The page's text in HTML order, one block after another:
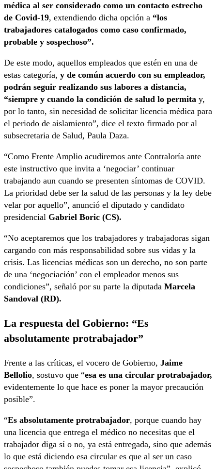
médica al ser considerado como un contacto estrecho
de Covid-19, extendiendo dicha opción a “los
trabajadores catalogados como caso confirmado,
probable y sospechoso”.
De este modo, aquellos empleados que estén en una de
estas categoría, y de común acuerdo con su empleador,
podrán seguir realizando sus labores a distancia,
“siempre y cuando la condición de salud lo permita y,
por lo tanto, sin necesidad de solicitar licencia médica para
el periodo de aislamiento”, dice el texto firmado por al
subsecretaria de Salud, Paula Daza.
“Como Frente Amplio acudiremos ante Contraloría ante
este instructivo que invita a ‘negociar’ continuar
trabajando aun cuando se presenten síntomas de COVID.
La prioridad debe ser la salud de las personas y la ley debe
velar por aquello”, anunció el diputado y candidato
presidencial Gabriel Boric (CS).
“No aceptaremos que los trabajadores y trabajadoras sigan
cargando con más responsabilidad sobre sus vidas y la
crisis. Las licencias médicas son un derecho, no son parte
de una ‘negociación’ con el empleador menos sus
condiciones”, señaló por su parte la diputada Marcela
Sandoval (RD).
La respuesta del Gobierno: “Es
absolutamente protrabajador”
Frente a las críticas, el vocero de Gobierno, Jaime
Bellolio, sostuvo que “esa es una circular protrabajador,
evidentemente lo que hace es poner la mayor precaución
posible”.
“Es absolutamente protrabajador, porque cuando hay
una licencia que entrega el médico no necesitas que el
trabajador diga sí o no, ya está entregada, sino que además
lo que está diciendo esa circular es que al ser un caso